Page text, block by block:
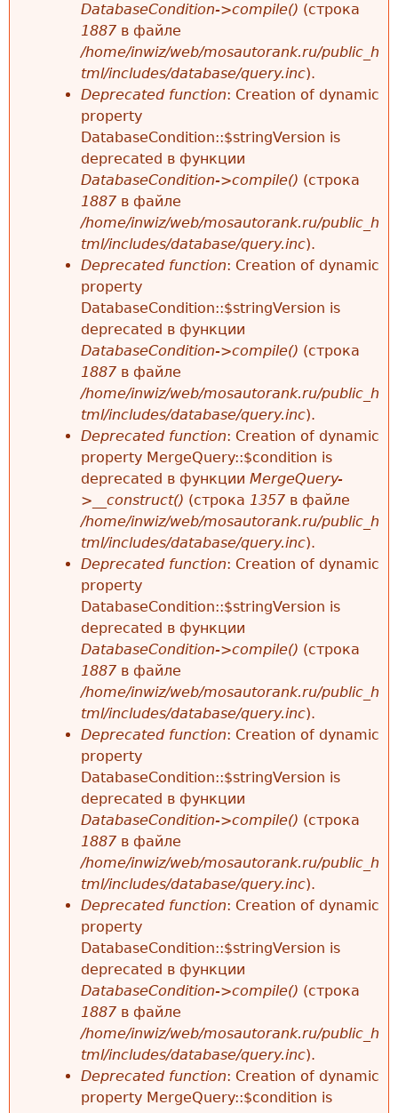
DatabaseCondition->compile() (строка
1887 в файле
/home/inwiz/web/mosautorank.ru/public_h
tml/includes/database/query.inc).
Deprecated function: Creation of dynamic
property
DatabaseCondition::$stringVersion is
deprecated в функции
DatabaseCondition->compile() (строка
1887 в файле
/home/inwiz/web/mosautorank.ru/public_h
tml/includes/database/query.inc).
Deprecated function: Creation of dynamic
property
DatabaseCondition::$stringVersion is
deprecated в функции
DatabaseCondition->compile() (строка
1887 в файле
/home/inwiz/web/mosautorank.ru/public_h
tml/includes/database/query.inc).
Deprecated function: Creation of dynamic
property MergeQuery::$condition is
deprecated в функции MergeQuery-
>__construct() (строка 1357 в файле
/home/inwiz/web/mosautorank.ru/public_h
tml/includes/database/query.inc).
Deprecated function: Creation of dynamic
property
DatabaseCondition::$stringVersion is
deprecated в функции
DatabaseCondition->compile() (строка
1887 в файле
/home/inwiz/web/mosautorank.ru/public_h
tml/includes/database/query.inc).
Deprecated function: Creation of dynamic
property
DatabaseCondition::$stringVersion is
deprecated в функции
DatabaseCondition->compile() (строка
1887 в файле
/home/inwiz/web/mosautorank.ru/public_h
tml/includes/database/query.inc).
Deprecated function: Creation of dynamic
property
DatabaseCondition::$stringVersion is
deprecated в функции
DatabaseCondition->compile() (строка
1887 в файле
/home/inwiz/web/mosautorank.ru/public_h
tml/includes/database/query.inc).
Deprecated function: Creation of dynamic
property MergeQuery::$condition is